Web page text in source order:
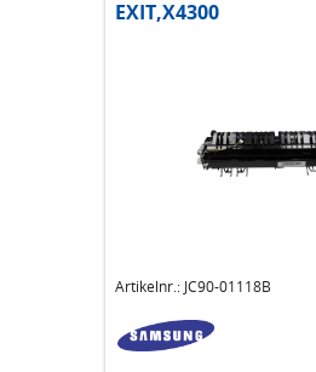
EXIT,X4300
Artikelnr.: JC90-01118B